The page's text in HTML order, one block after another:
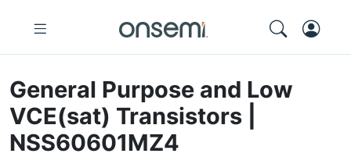
General Purpose and Low
VCE(sat) Transistors |
NSS60601MZ4